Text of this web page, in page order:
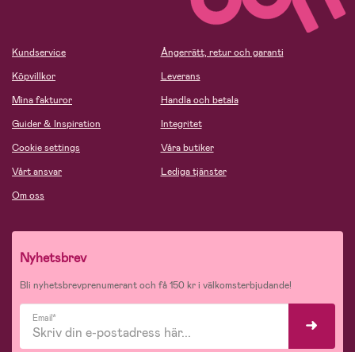
Kundservice
Köpvillkor
Mina fakturor
Guider & Inspiration
Cookie settings
Vårt ansvar
Om oss
Ångerrätt, retur och garanti
Leverans
Handla och betala
Integritet
Våra butiker
Lediga tjänster
Nyhetsbrev
Bli nyhetsbrevprenumerant och få 150 kr i välkomsterbjudande!
Email*